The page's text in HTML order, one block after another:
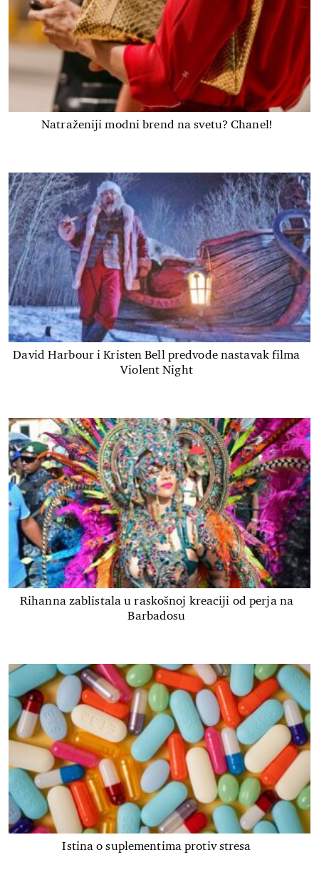
Natraženiji modni brend na svetu? Chanel!
David Harbour i Kristen Bell predvode nastavak filma
Violent Night
Rihanna zablistala u raskošnoj kreaciji od perja na
Barbadosu
Istina o suplementima protiv stresa